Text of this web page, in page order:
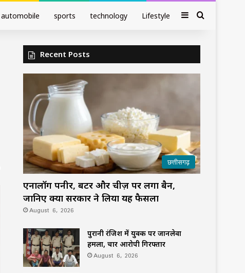
automobile sports technology Lifestyle SidebarSearch
Recent Posts
छत्तीसगढ़
एनालॉग पनीर, बटर और चीज़ पर लगा बैन,
जानिए क्यों सरकार ने लिया यह फैसला
August 6, 2026
पुरानी रंजिश में युवक पर जानलेवा
हमला, चार आरोपी गिरफ्तार
August 6, 2026